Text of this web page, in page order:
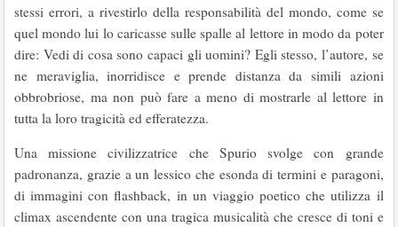
stessi errori, a rivestirlo della responsabilità del mondo, come se
quel mondo lui lo caricasse sulle spalle al lettore in modo da poter
dire: Vedi di cosa sono capaci gli uomini? Egli stesso, l’autore, se
ne meraviglia, inorridisce e prende distanza da simili azioni
obbrobriose, ma non può fare a meno di mostrarle al lettore in
tutta la loro tragicità ed efferatezza.
Una missione civilizzatrice che Spurio svolge con grande
padronanza, grazie a un lessico che esonda di termini e paragoni,
di immagini con flashback, in un viaggio poetico che utilizza il
climax ascendente con una tragica musicalità che cresce di toni e